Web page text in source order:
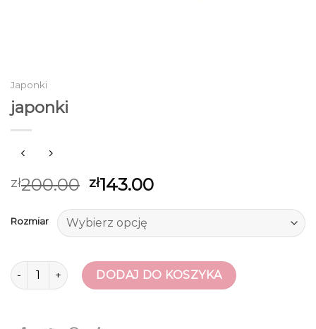
Japonki
japonki
zł200.00 zł143.00
Rozmiar
ilość japonki DODAJ DO KOSZYKA